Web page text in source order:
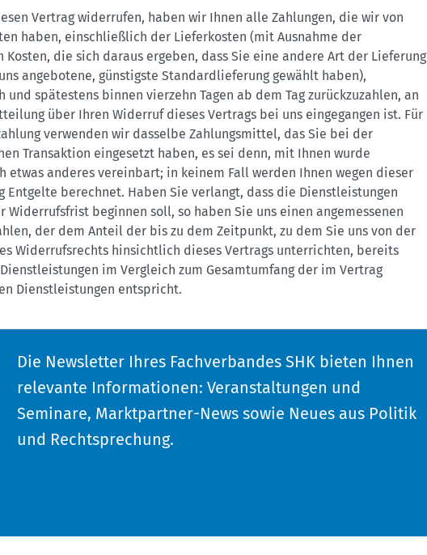
Vertrag widerrufen, haben wir Ihnen alle Zahlungen, die wir von
haben, einschließlich der Lieferkosten (mit Ausnahme der
Kosten, die sich daraus ergeben, dass Sie eine andere Art der Lieferung
angebotene, günstigste Standardlieferung gewählt haben),
und spätestens binnen vierzehn Tagen ab dem Tag zurückzuzahlen, an
über Ihren Widerruf dieses Vertrags bei uns eingegangen ist. Für
verwenden wir dasselbe Zahlungsmittel, das Sie bei der
Transaktion eingesetzt haben, es sei denn, mit Ihnen wurde
etwas anderes vereinbart; in keinem Fall werden Ihnen wegen dieser
Entgelte berechnet. Haben Sie verlangt, dass die Dienstleistungen
Widerrufsfrist beginnen soll, so haben Sie uns einen angemessenen
der dem Anteil der bis zu dem Zeitpunkt, zu dem Sie uns von der
Widerrufsrechts hinsichtlich dieses Vertrags unterrichten, bereits
im Vergleich zum Gesamtumfang der im Vertrag
Dienstleistungen entspricht.
Die Newsletter Ihres Fachverbandes SHK bieten Ihnen
relevante Informationen: Veranstaltungen und
Seminare, Marktpartner-News sowie Neues aus Politik
und Rechtsprechung.